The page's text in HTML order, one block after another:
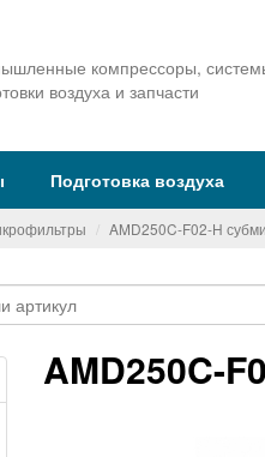
компрессоры,
воздуха и запчасти
Подготовка воздуха
AMD250C-F02-H
AMD250C-